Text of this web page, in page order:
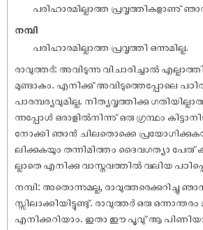
പരിഹാരമില്ലാത്ത പ്രവൃത്തികളാണു്
നമ്പി
പരിഹാരമില്ലാത്ത പ്രവൃത്തി ഒന്നുമില്ല.
രാവുത്തർ: അവിടുന്നു വിചാരിച്ചാൽ
മുണ്ടാകും. എനിക്കു് അവിടുത്തെപ്പോലെ
പാരമ്പര്യവുമില്ല. നിത്യവൃത്തിക്കു
ന്നപ്പോൾ ഒരാളിൽനിന്നു് ഒരു ഗ്രന്ഥം
നോക്കി ഞാൻ ചിലതൊക്കെ
ലിക്കുകയും തന്നിമിത്തം ദൈവഗത്യാ പേരു്
ല്ലാതെ എനിക്കു വാസ്തവത്തിൽ വലിയ
നമ്പി: അതൊന്നുമല്ല, രാവുത്തരെക്കുറിച്ചു
സ്സിലാക്കിയിട്ടുണ്ടു്. രാവുത്തർ ഒരു
എനിക്കറിയാം. ഇതാ ഈ പൂവു് ആ